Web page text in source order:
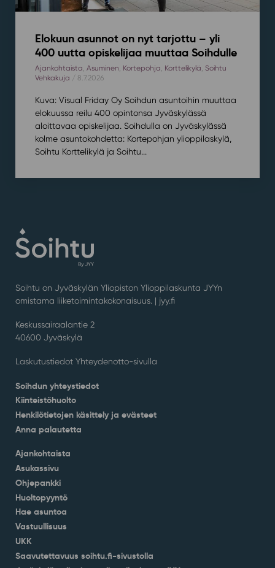
Elokuun asunnot on nyt tarjottu – yli
400 uutta opiskelijaa muuttaa Soihdulle
Ajankohtaista Asuminen Kortepohja Korttelikylä Soihtu
Vehkakuja / 8.7.2026
Kuva: Visual Friday Oy Soihdun asuntoihin muuttaa
elokuussa reilu 400 opintonsa Jyväskylässä
aloittavaa opiskelijaa. Soihdulla on Jyväskylässä
kolme asuntokohdetta: Kortepohjan ylioppilaskylä,
Soihtu Korttelikylä ja Soihtu...
Soihtu on Jyväskylän Yliopiston Ylioppilaskunta JYYn
omistama liiketoimintakokonaisuus. | jyy.fi
Keskussairaalantie 2
40600 Jyväskylä
Laskutustiedot Yhteydenotto-sivulla
Soihdun yhteystiedot
Kiinteistöhuolto
Henkilötietojen käsittely ja evästeet
Anna palautetta
Ajankohtaista
Asukassivu
Ohjepankki
Huoltopyyntö
Hae asuntoa
Vastuullisuus
UKK
Saavutettavuus soihtu.fi-sivustolla